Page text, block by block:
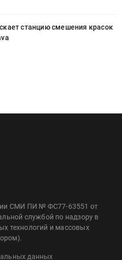
станцию смешения красок
СМИ ПИ № ФС77-63551 от
службой по надзору в
технологий и массовых
данных